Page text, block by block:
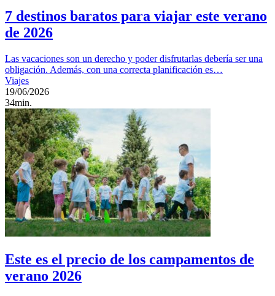
7 destinos baratos para viajar este verano
de 2026
Las vacaciones son un derecho y poder disfrutarlas debería ser una
obligación. Además, con una correcta planificación es…
Viajes
19/06/2026
34min.
Este es el precio de los campamentos de
verano 2026